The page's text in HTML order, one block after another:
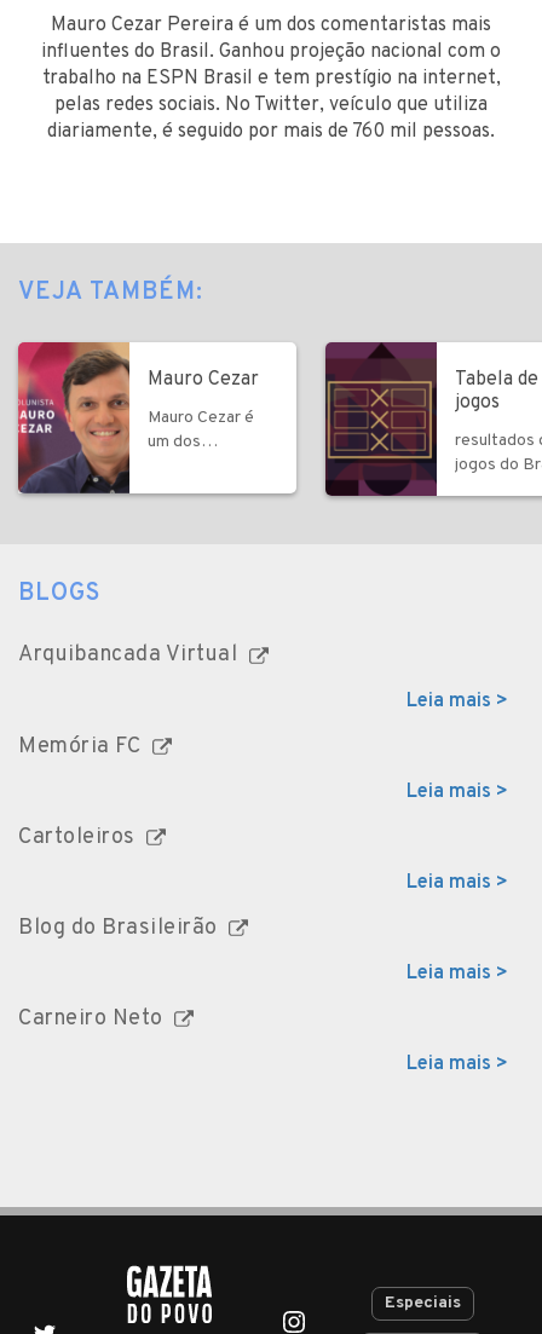
Mauro Cezar Pereira é um dos comentaristas mais
influentes do Brasil. Ganhou projeção nacional com o
trabalho na ESPN Brasil e tem prestígio na internet,
pelas redes sociais. No Twitter, veículo que utiliza
diariamente, é seguido por mais de 760 mil pessoas.
VEJA TAMBÉM:
Mauro Cezar
Mauro Cezar é
um dos
mais influentes
Tabela de
jogos
resultados
jogos do
BLOGS
Arquibancada Virtual
Leia mais >
Memória FC
Leia mais >
Cartoleiros
Leia mais >
Blog do Brasileirão
Leia mais >
Carneiro Neto
Leia mais >
Especiais